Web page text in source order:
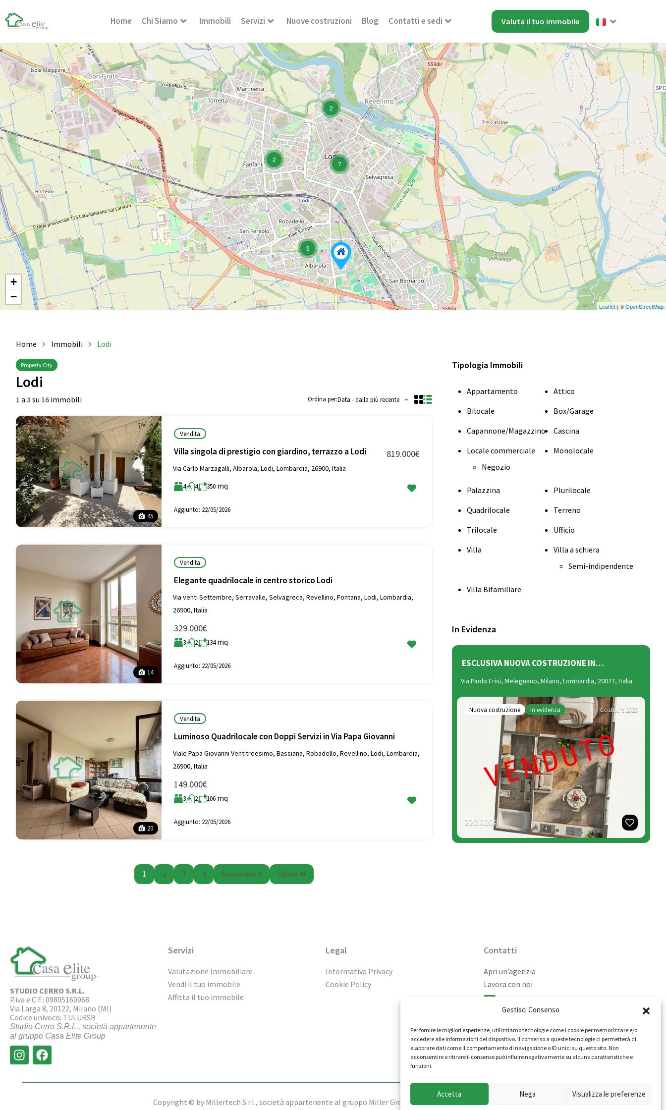
Gestisci Consenso
Per fornire le migliori esperienze, utilizziamo tecnologie come i cookie per memorizzare e/o
accedere alle informazioni del dispositivo. Il consenso a queste tecnologie ci permetterà di
elaborare dati come il comportamento di navigazione o ID unici su questo sito. Non
acconsentire o ritirare il consenso può influire negativamente su alcune caratteristiche e
funzioni.
Accetta Nega Visualizza le preferenze
Home Chi Siamo Immobili Servizi Nuove costruzioni Blog Contatti e sedi Valuta il tuo immobile
2
2
7
3
+
−
Leaflet| ©OpenStreetMap
Home Immobili Lodi
Property City
Lodi
1 a 3 su 16 immobili Ordina per:Data - dalla più recente
45
Vendita
Villa singola di prestigio con giardino, terrazzo a Lodi
Via Carlo Marzagalli, Albarola, Lodi, Lombardia, 26900, Italia
819.000€
4 4 350 mq
Aggiunto: 22/05/2026
14
Vendita
Elegante quadrilocale in centro storico Lodi
Via venti Settembre, Serravalle, Selvagreca, Revellino, Fontana, Lodi, Lombardia,
26900, Italia
329.000€
3 2 134 mq
Aggiunto: 22/05/2026
20
Vendita
Luminoso Quadrilocale con Doppi Servizi in Via Papa Giovanni
Viale Papa Giovanni Ventitreesimo, Bassiana, Robadello, Revellino, Lodi, Lombardia,
26900, Italia
149.000€
3 2 106 mq
Aggiunto: 22/05/2026
1 2 3 4 Successivo Ultimo
Tipologia Immobili
Appartamento
Attico
Bilocale
Box/Garage
Capannone/Magazzino
Cascina
Locale commerciale
Negozio
Monolocale
Palazzina
Plurilocale
Quadrilocale
Terreno
Trilocale
Ufficio
Villa
Villa a schiera
Semi-indipendente
Villa Bifamiliare
In Evidenza
ESCLUSIVA NUOVA COSTRUZIONE IN…
Via Paolo Frisi, Melegnano, Milano, Lombardia, 20077, Italia
Nuova costruzione In evidenza Costruire 2025
220.000€
STUDIO CERRO S.R.L.
P.iva e C.F.: 09805160968
Via Larga 8, 20122, Milano (MI)
Codice univoco: TULURSB
Studio Cerro S.R.L., società appartenente
al gruppo Casa Elite Group
Servizi
Valutazione Immobiliare
Vendi il tuo immobile
Affitta il tuo immobile
Legal
Informativa Privacy
Cookie Policy
Contatti
Apri un’agenzia
Lavora con noi
info@immobiliarecasaelite.it
Contatti e sedi
Copyright © by Millertech S.r.l., società appartenente al gruppo Miller Group - Tutti i diritti riservati